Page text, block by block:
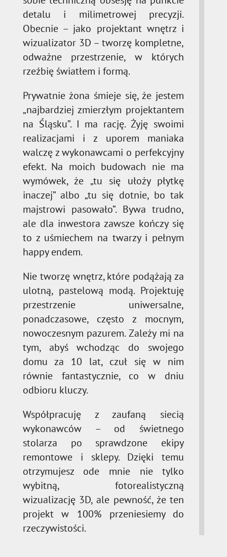
detalu i milimetrowej precyzji.
Obecnie – jako projektant wnętrz i
wizualizator 3D – tworzę kompletne,
odważne przestrzenie, w których
rzeźbię światłem i formą.
Prywatnie żona śmieje się, że jestem
„najbardziej zmierzłym projektantem
na Śląsku”. I ma rację. Żyję swoimi
realizacjami i z uporem maniaka
walczę z wykonawcami o perfekcyjny
efekt. Na moich budowach nie ma
wymówek, że „tu się ułoży płytkę
inaczej” albo „tu się dotnie, bo tak
majstrowi pasowało”. Bywa trudno,
ale dla inwestora zawsze kończy się
to z uśmiechem na twarzy i pełnym
happy endem.
Nie tworzę wnętrz, które podążają za
ulotną, pastelową modą. Projektuję
przestrzenie uniwersalne,
ponadczasowe, często z mocnym,
nowoczesnym pazurem. Zależy mi na
tym, abyś wchodząc do swojego
domu za 10 lat, czuł się w nim
równie fantastycznie, co w dniu
odbioru kluczy.
Współpracuję z zaufaną siecią
wykonawców – od świetnego
stolarza po sprawdzone ekipy
remontowe i sklepy. Dzięki temu
otrzymujesz ode mnie nie tylko
wybitną, fotorealistyczną
wizualizację 3D, ale pewność, że ten
projekt w 100% przeniesiemy do
rzeczywistości.